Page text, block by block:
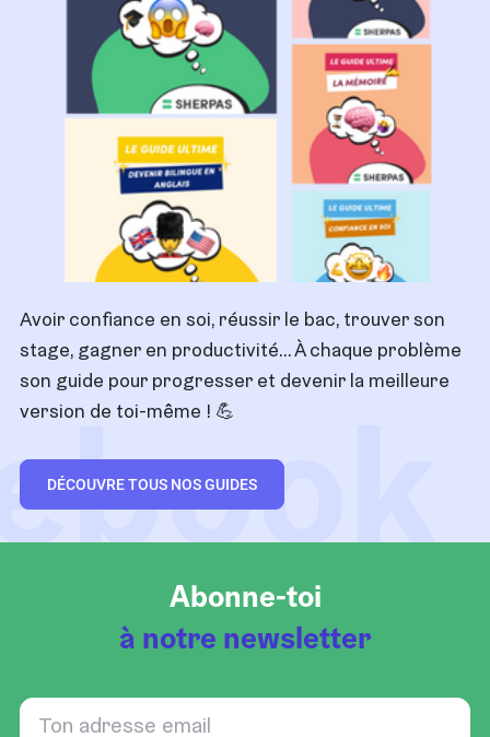
Avoir confiance en soi, réussir le bac, trouver son
stage, gagner en productivité… À chaque problème
son guide pour progresser et devenir la meilleure
version de toi-même ! 💪
DÉCOUVRE TOUS NOS GUIDES
Abonne-toi
à notre newsletter